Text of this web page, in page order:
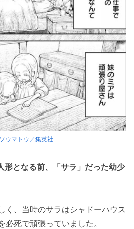
ウマトウ／集英社
形となる前、「サラ」だった幼少
く、当時のサラはシャドーハウス
死で頑張っていました。